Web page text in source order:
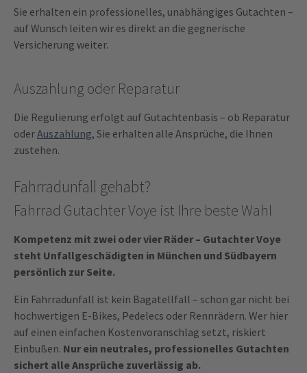
Sie erhalten ein professionelles, unabhängiges Gutachten –
auf Wunsch leiten wir es direkt an die gegnerische
Versicherung weiter.
Auszahlung oder Reparatur
Die Regulierung erfolgt auf Gutachtenbasis – ob Reparatur
oderAuszahlung, Sie erhalten alle Ansprüche, die Ihnen
zustehen.
Fahrradunfall gehabt?
Fahrrad Gutachter Voye ist Ihre beste Wahl
Kompetenz mit zwei oder vier Räder – Gutachter Voye
steht Unfallgeschädigten in München und Südbayern
persönlich zur Seite.
Ein Fahrradunfall ist kein Bagatellfall – schon gar nicht bei
hochwertigen E-Bikes, Pedelecs oder Rennrädern. Wer hier
auf einen einfachen Kostenvoranschlag setzt, riskiert
Einbußen. Nur ein neutrales, professionelles Gutachten
sichert alle Ansprüche zuverlässig ab.